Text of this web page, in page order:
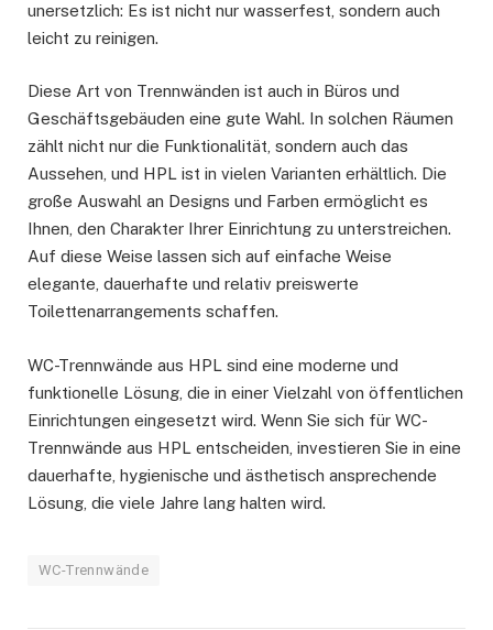
unersetzlich: Es ist nicht nur wasserfest, sondern auch
leicht zu reinigen.
Diese Art von Trennwänden ist auch in Büros und
Geschäftsgebäuden eine gute Wahl. In solchen Räumen
zählt nicht nur die Funktionalität, sondern auch das
Aussehen, und HPL ist in vielen Varianten erhältlich. Die
große Auswahl an Designs und Farben ermöglicht es
Ihnen, den Charakter Ihrer Einrichtung zu unterstreichen.
Auf diese Weise lassen sich auf einfache Weise
elegante, dauerhafte und relativ preiswerte
Toilettenarrangements schaffen.
WC-Trennwände aus HPL sind eine moderne und
funktionelle Lösung, die in einer Vielzahl von öffentlichen
Einrichtungen eingesetzt wird. Wenn Sie sich für WC-
Trennwände aus HPL entscheiden, investieren Sie in eine
dauerhafte, hygienische und ästhetisch ansprechende
Lösung, die viele Jahre lang halten wird.
WC-Trennwände